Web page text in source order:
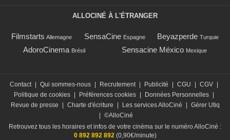
ALLOCINÉ À L'ÉTRANGER
Filmstarts Allemagne SensaCine Espagne Beyazperde Turquie
AdoroCinema Brésil Sensacine México Mexique
Contact | Qui sommes-nous | Recrutement | Publicité | CGU | CGV |
Politique de cookies | Préférences cookies | Données Personnelles |
Revue de presse
| Charte d'écriture | Les services AlloCiné | Gérer Utiq
| ©AlloCiné
Retrouvez tous les horaires et infos de votre cinéma sur le numéro AlloCiné :
0 892 892 892(0,90€/minute)